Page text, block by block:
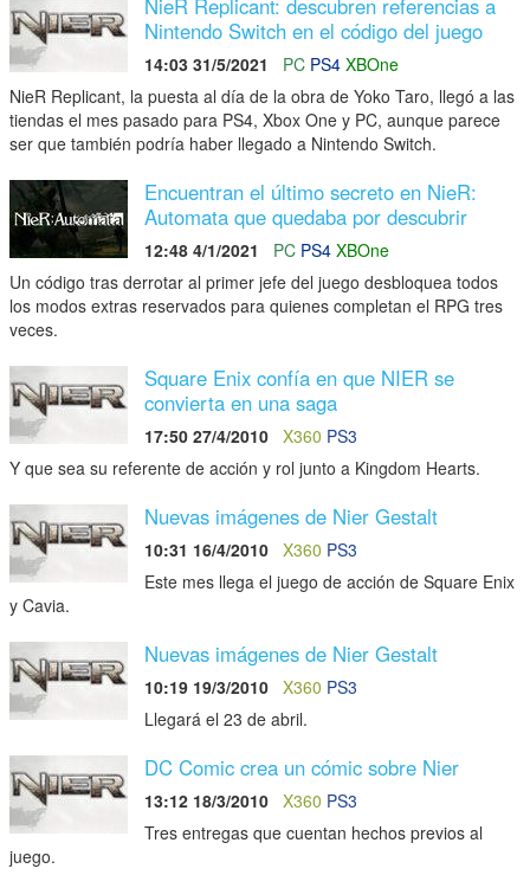
Nintendo Switch en el código del juego
14:03 31/5/2021 PC PS4 XBOne
NieR Replicant, la puesta al día de la obra de Yoko Taro, llegó a las
tiendas el mes pasado para PS4, Xbox One y PC, aunque parece
ser que también podría haber llegado a Nintendo Switch.
Encuentran el último secreto en NieR:
Automata que quedaba por descubrir
12:48 4/1/2021 PC PS4 XBOne
Un código tras derrotar al primer jefe del juego desbloquea todos
los modos extras reservados para quienes completan el RPG tres
veces.
Square Enix confía en que NIER se
convierta en una saga
17:50 27/4/2010 X360 PS3
Y que sea su referente de acción y rol junto a Kingdom Hearts.
Nuevas imágenes de Nier Gestalt
10:31 16/4/2010 X360 PS3
Este mes llega el juego de acción de Square Enix
y Cavia.
Nuevas imágenes de Nier Gestalt
10:19 19/3/2010 X360 PS3
Llegará el 23 de abril.
DC Comic crea un cómic sobre Nier
13:12 18/3/2010 X360 PS3
Tres entregas que cuentan hechos previos al
juego.